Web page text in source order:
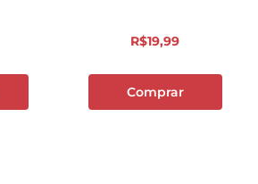
R$19,99
Comprar